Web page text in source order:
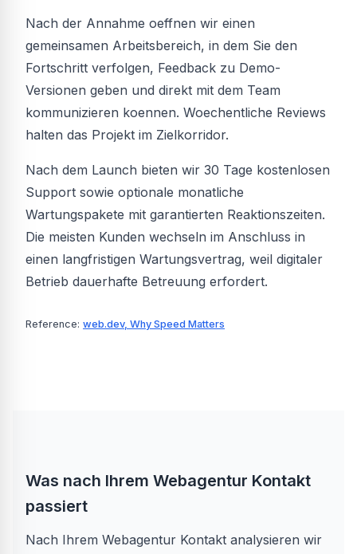
Nach der Annahme oeffnen wir einen
gemeinsamen Arbeitsbereich, in dem Sie den
Fortschritt verfolgen, Feedback zu Demo-
Versionen geben und direkt mit dem Team
kommunizieren koennen. Woechentliche Reviews
halten das Projekt im Zielkorridor.
Nach dem Launch bieten wir 30 Tage kostenlosen
Support sowie optionale monatliche
Wartungspakete mit garantierten Reaktionszeiten.
Die meisten Kunden wechseln im Anschluss in
einen langfristigen Wartungsvertrag, weil digitaler
Betrieb dauerhafte Betreuung erfordert.
Reference: web.dev, Why Speed Matters
Was nach Ihrem Webagentur Kontakt
passiert
Nach Ihrem Webagentur Kontakt analysieren wir